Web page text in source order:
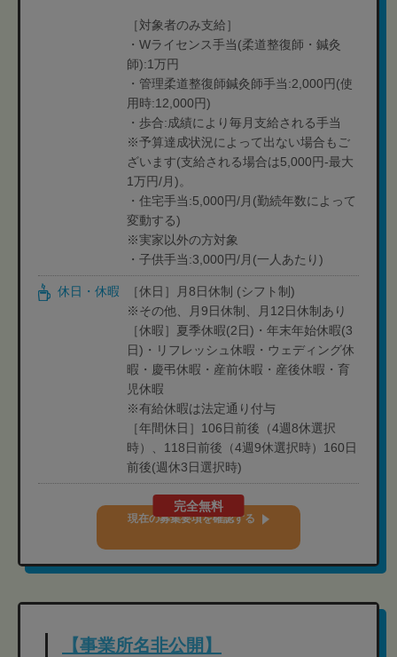
［対象者のみ支給］
・Wライセンス手当(柔道整復師・鍼灸
師):1万円
・管理柔道整復師鍼灸師手当:2,000円(使
用時:12,000円)
・歩合:成績により毎月支給される手当
※予算達成状況によって出ない場合もご
ざいます(支給される場合は5,000円-最大
1万円/月)。
・住宅手当:5,000円/月(勤続年数によって
変動する)
※実家以外の方対象
・子供手当:3,000円/月(一人あたり)
休日・休暇
［休日］月8日休制 (シフト制)
※その他、月9日休制、月12日休制あり
［休暇］夏季休暇(2日)・年末年始休暇(3
日)・リフレッシュ休暇・ウェディング休
暇・慶弔休暇・産前休暇・産後休暇・育
児休暇
※有給休暇は法定通り付与
［年間休日］106日前後（4週8休選択
時）、118日前後（4週9休選択時）160日
前後(週休3日選択時)
完全無料
現在の募集要項を確認する
【事業所名非公開】